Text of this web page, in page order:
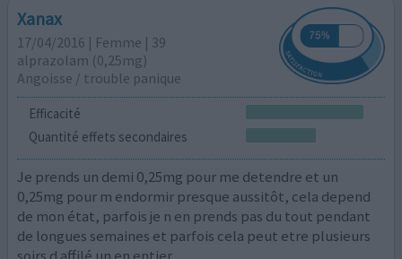
Xanax
17/04/2016 | Femme | 39
alprazolam (0,25mg)
Angoisse / trouble panique
Efficacité
Quantité effets secondaires
Je prends un demi 0,25mg pour me detendre et un
0,25mg pour m endormir presque aussitôt, cela depend
de mon état, parfois je n en prends pas du tout pendant
de longues semaines et parfois cela peut etre plusieurs